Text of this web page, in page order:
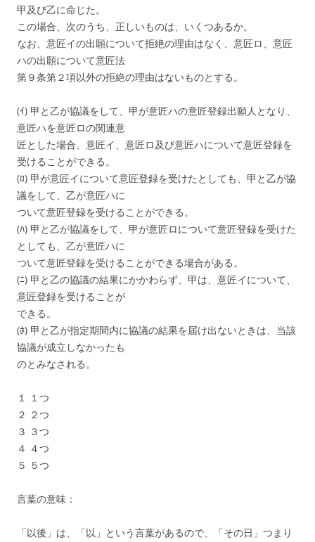
甲及び乙に命じた。
この場合、次のうち、正しいものは、いくつあるか。
なお、意匠イの出願について拒絶の理由はなく、意匠ロ、意匠
ハの出願について意匠法
第９条第２項以外の拒絶の理由はないものとする。
(ｲ) 甲と乙が協議をして、甲が意匠ハの意匠登録出願人となり、
意匠ハを意匠ロの関連意
匠とした場合、意匠イ、意匠ロ及び意匠ハについて意匠登録を
受けることができる。
(ﾛ) 甲が意匠イについて意匠登録を受けたとしても、甲と乙が協
議をして、乙が意匠ハに
ついて意匠登録を受けることができる。
(ﾊ) 甲と乙が協議をして、甲が意匠ロについて意匠登録を受けた
としても、乙が意匠ハに
ついて意匠登録を受けることができる場合がある。
(ﾆ) 甲と乙の協議の結果にかかわらず、甲は、意匠イについて、
意匠登録を受けることが
できる。
(ﾎ) 甲と乙が指定期間内に協議の結果を届け出ないときは、当該
協議が成立しなかったも
のとみなされる。
１ １つ
２ ２つ
３ ３つ
４ ４つ
５ ５つ
言葉の意味：
「以後」は、「以」という言葉があるので、「その日」つまり